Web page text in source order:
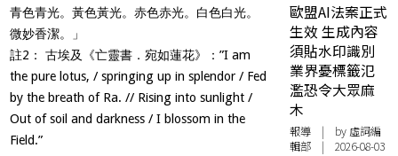
青色青光。黃色黃光。赤色赤光。白色白光。
微妙香潔。」
註2： 古埃及《亡靈書．宛如蓮花》：”I am
the pure lotus, / springing up in splendor / Fed
by the breath of Ra. // Rising into sunlight /
Out of soil and darkness / I blossom in the
Field.”
歐盟AI法案正式
生效 生成內容
須貼水印識別
業界憂標籤氾
濫恐令大眾麻
木
報導 | by 虛詞編
輯部 | 2026-08-03